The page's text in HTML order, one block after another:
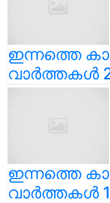
ഇന്നത്തെ
വാർത്തകൾ
ഇന്നത്തെ
വാർത്തകൾ